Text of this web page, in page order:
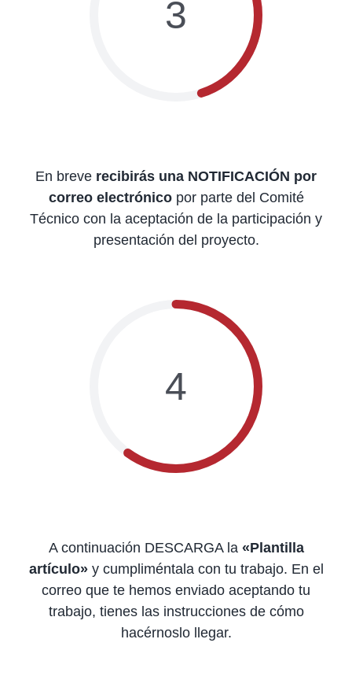
3
En breve recibirás una NOTIFICACIÓN por
correo electrónicopor parte del Comité
Técnico con la aceptación de la participación y
presentación del proyecto.
4
A continuación DESCARGA la «Plantilla
artículo»y cumpliméntala con tu trabajo. En el
correo que te hemos enviado aceptando tu
trabajo, tienes las instrucciones de cómo
hacérnoslo llegar.